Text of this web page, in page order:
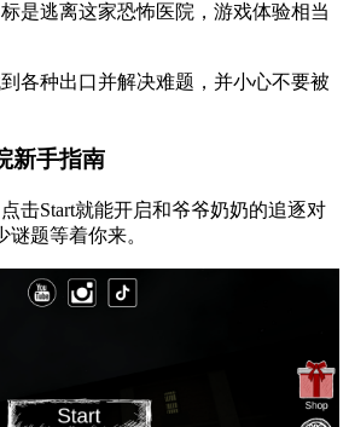
是逃离这家恐怖医院，游戏体验相当
各种出口并解决难题，并小心不要被
新手指南
击Start就能开启和爷爷奶奶的追逐对
题等着你来。